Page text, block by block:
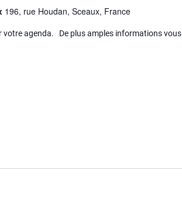
196, rue Houdan, Sceaux, France
votre agenda. De plus amples informations vous